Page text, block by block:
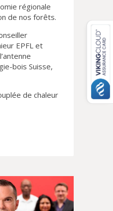
régionale
de nos forêts.
EPFL et
bois Suisse,
de chaleur